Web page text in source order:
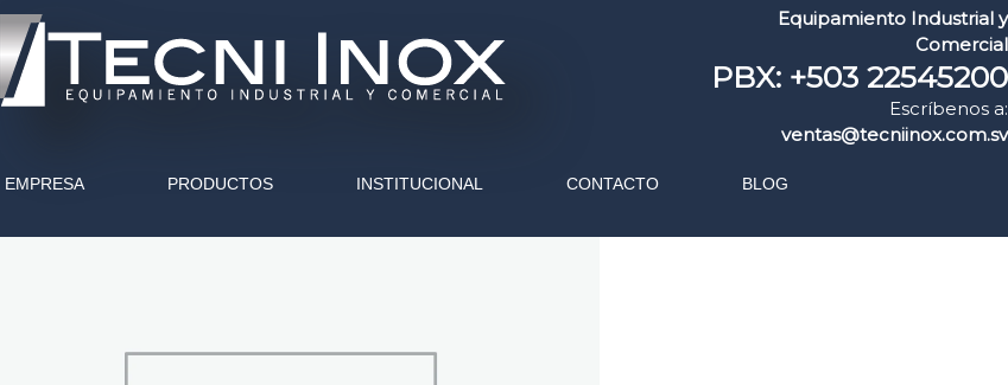
Equipamiento Industrial y
Comercial
PBX: +503 22545200
Escríbenos a:
ventas@tecniinox.com.sv
EMPRESA PRODUCTOS INSTITUCIONAL CONTACTO BLOG